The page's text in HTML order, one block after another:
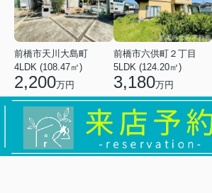
前橋市天川大島町
4LDK (108.47㎡)
2,200万円
前橋市六供町２丁目
5LDK (124.20㎡)
3,180万円